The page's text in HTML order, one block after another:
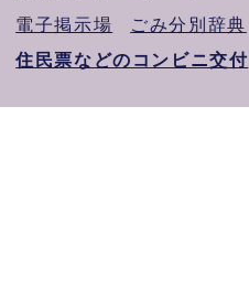
電子掲示場
ごみ分別辞典
住民票などのコンビニ交付